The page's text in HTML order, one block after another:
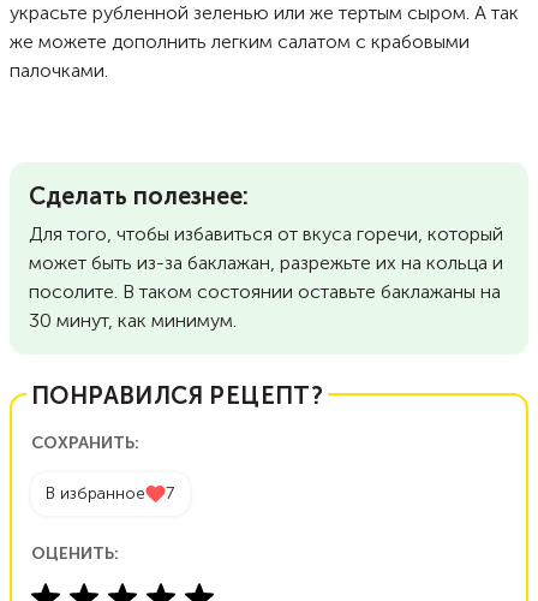
украсьте рубленной зеленью или же тертым сыром. А так
же можете дополнить легким салатом с крабовыми
палочками.
Сделать полезнее:
Для того, чтобы избавиться от вкуса горечи, который
может быть из-за баклажан, разрежьте их на кольца и
посолите. В таком состоянии оставьте баклажаны на
30 минут, как минимум.
ПОНРАВИЛСЯ РЕЦЕПТ?
СОХРАНИТЬ:
В избранное 7
ОЦЕНИТЬ: